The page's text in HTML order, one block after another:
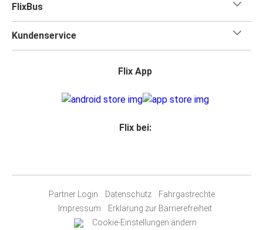
FlixBus
Kundenservice
Flix App
Flix bei:
Partner Login Datenschutz
Fahrgastrechte
Impressum
Erklärung zur Barrierefreiheit
Cookie-Einstellungen ändern